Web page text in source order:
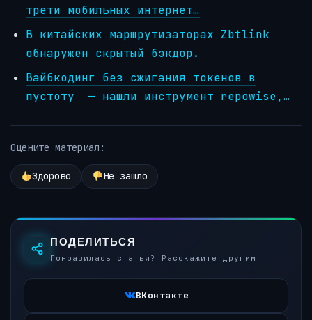
трети мобильных интернет…
В китайских маршрутизаторах Zbtlink
обнаружен скрытый бэкдор.
Вайбкодинг без сжигания токенов в
пустоту — нашли инструмент repowise,…
Оцените материал:
Здорово Не зашло
ПОДЕЛИТЬСЯ
Понравилась статья? Расскажите другим
ВКонтакте